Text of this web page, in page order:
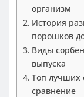
организм
История
порошков
Виды
выпуска
Топ лучших
сравнение